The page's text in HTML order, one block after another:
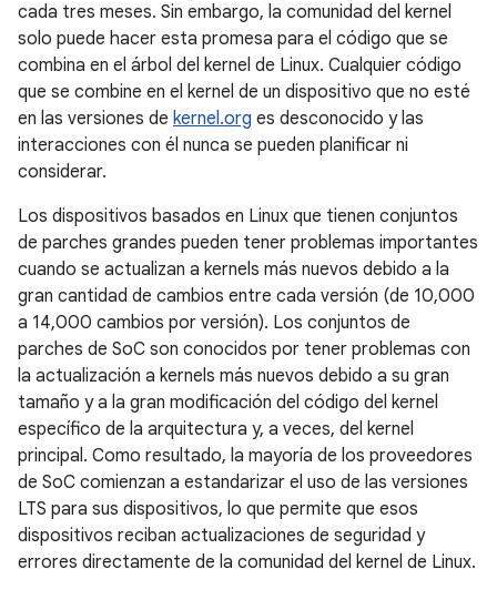
cada tres meses. Sin embargo, la comunidad del kernel
solo puede hacer esta promesa para el código que se
combina en el árbol del kernel de Linux. Cualquier código
que se combine en el kernel de un dispositivo que no esté
en las versiones de kernel.org es desconocido y las
interacciones con él nunca se pueden planificar ni
considerar.
Los dispositivos basados en Linux que tienen conjuntos
de parches grandes pueden tener problemas importantes
cuando se actualizan a kernels más nuevos debido a la
gran cantidad de cambios entre cada versión (de 10,000
a 14,000 cambios por versión). Los conjuntos de
parches de SoC son conocidos por tener problemas con
la actualización a kernels más nuevos debido a su gran
tamaño y a la gran modificación del código del kernel
específico de la arquitectura y, a veces, del kernel
principal. Como resultado, la mayoría de los proveedores
de SoC comienzan a estandarizar el uso de las versiones
LTS para sus dispositivos, lo que permite que esos
dispositivos reciban actualizaciones de seguridad y
errores directamente de la comunidad del kernel de Linux.